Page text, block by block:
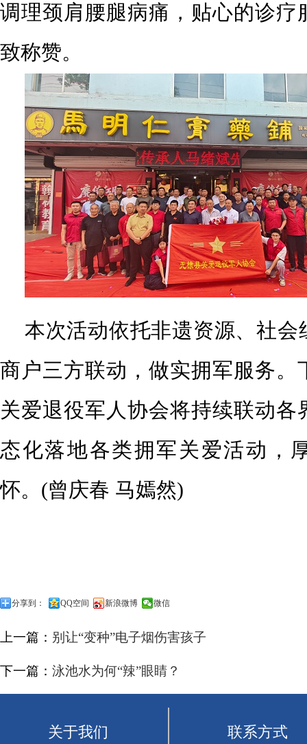
调理颈肩腰腿病痛，贴心的诊疗
致称赞。
本次活动依托非遗资源、社会
商户三方联动，做实拥军服务。
关爱退役军人协会将持续联动各
态化落地各类拥军关爱活动，
怀。(曾庆春 马嫣然)
分享到： QQ空间 新浪微博 微信
上一篇： 别让“变种”电子烟伤害孩子
下一篇： 泳池水为何“辣”眼睛？
关于我们 联系方式